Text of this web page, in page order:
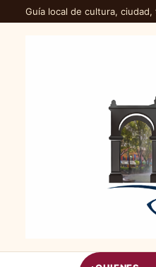
Guía local de cultura,